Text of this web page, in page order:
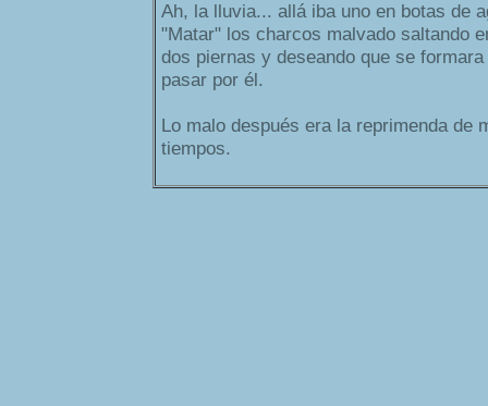
Ah, la lluvia... allá iba uno en botas de
"Matar" los charcos malvado saltando
dos piernas y deseando que se
pasar por él.
Lo malo después era la reprimenda de
tiempos.